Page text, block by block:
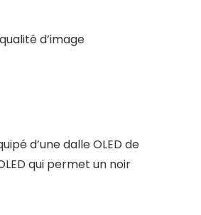
d’image
d’une dalle OLED de
qui permet un noir